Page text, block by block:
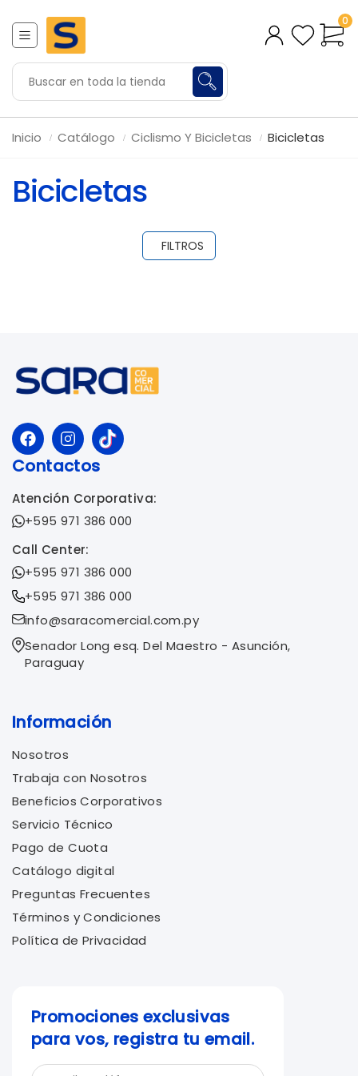
0
Inicio Catálogo Ciclismo Y Bicicletas Bicicletas
Bicicletas
FILTROS
Contactos
Atención Corporativa:
+595 971 386 000
Call Center:
+595 971 386 000
+595 971 386 000
info@saracomercial.com.py
Senador Long esq. Del Maestro - Asunción,
Paraguay
Información
Nosotros
Trabaja con Nosotros
Beneficios Corporativos
Servicio Técnico
Pago de Cuota
Catálogo digital
Preguntas Frecuentes
Términos y Condiciones
Política de Privacidad
Promociones exclusivas
para vos, registra tu email.